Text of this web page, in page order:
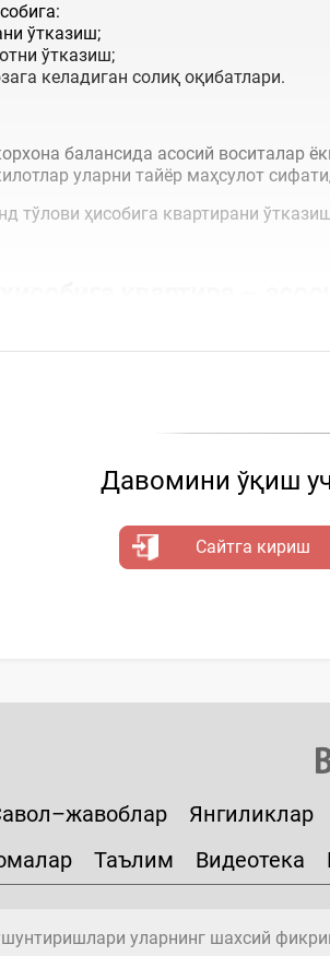
ўтказиш;
ўтказиш;
келадиган солиқ оқибатлари.
балансида асосий воситалар
уларни тайёр маҳсулот
тўлови ҳисобига квартирани
Давомини ўқиш
Сайтга кириш
Янгиликлар
Таълим Видеотека
уларнинг шахсий